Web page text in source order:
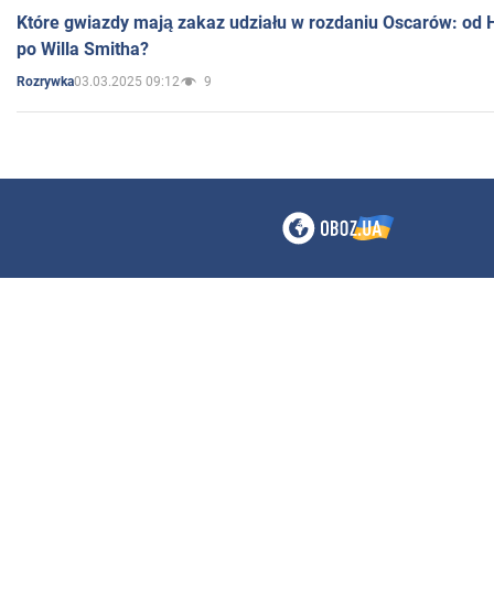
Które gwiazdy mają zakaz udziału w rozdaniu Oscarów: od
po Willa Smitha?
Rozrywka03.03.2025 09:12 9